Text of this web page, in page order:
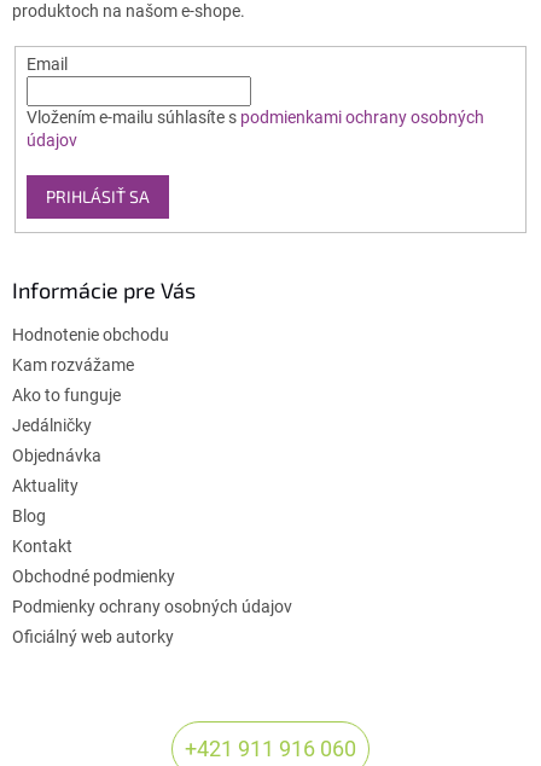
produktoch na našom e-shope.
Email
Vložením e-mailu súhlasíte s podmienkami ochrany osobných
údajov
PRIHLÁSIŤ SA
Informácie pre Vás
Hodnotenie obchodu
Kam rozvážame
Ako to funguje
Jedálničky
Objednávka
Aktuality
Blog
Kontakt
Obchodné podmienky
Podmienky ochrany osobných údajov
Oficiálný web autorky
+421 911 916 060